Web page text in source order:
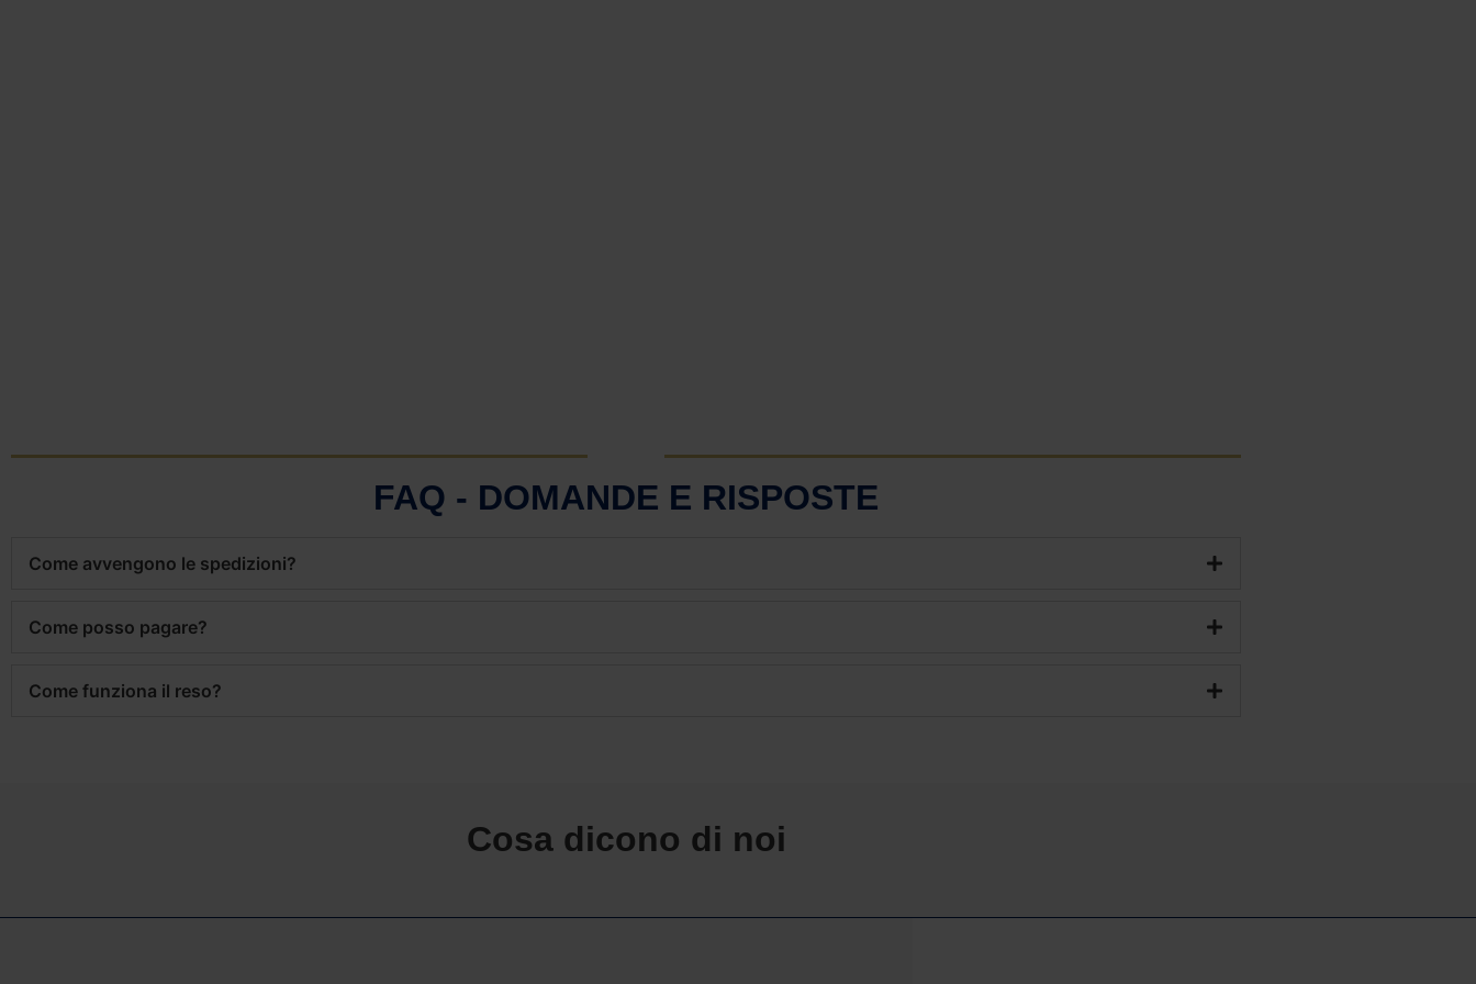
FAQ - DOMANDE E RISPOSTE
Come avvengono le spedizioni?
Come posso pagare?
Come funziona il reso?
Cosa dicono di noi